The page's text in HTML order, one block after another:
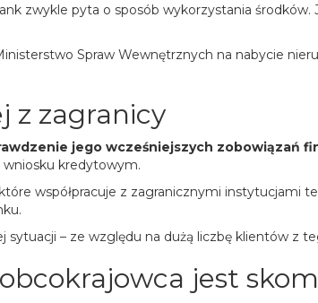
zwykle pyta o sposób wykorzystania środków.
Spraw Wewnętrznych na nabycie
z zagranicy
jego wcześniejszych zobowiązań
wniosku kredytowym.
współpracuje z zagranicznymi instytucjami
– ze względu na dużą liczbę klientów z
jest